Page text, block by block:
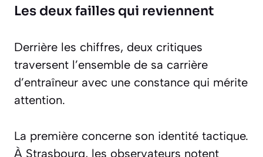
Les deux failles qui reviennent
Derrière les chiffres, deux critiques
traversent l’ensemble de sa carrière
d’entraîneur avec une constance qui mérite
attention.
La première concerne son identité tactique.
À Strasbourg, les observateurs notent